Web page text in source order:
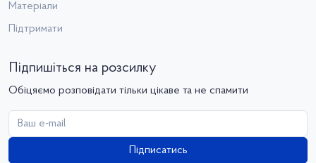
Матеріали
Підтримати
Підпишіться на розсилку
Обіцяємо розповідати тільки цікаве та не спамити
Підписатись